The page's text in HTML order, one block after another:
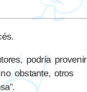
podría provenir
obstante, otros